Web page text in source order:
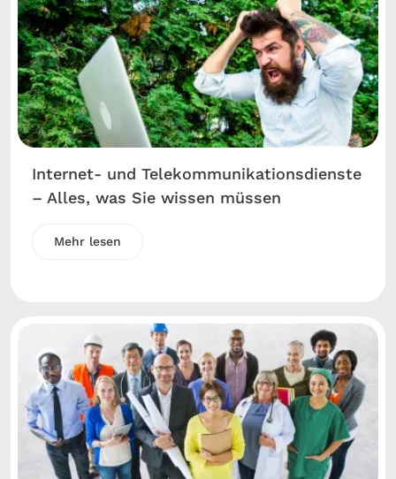
Internet- und Telekommunikationsdienste
– Alles, was Sie wissen müssen
Mehr lesen